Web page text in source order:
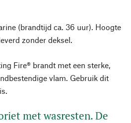
(brandtijd ca. 36 uur). Hoogte
zonder deksel.
Fire® brandt met een sterke,
vlam. Gebruik dit
met wasresten. De